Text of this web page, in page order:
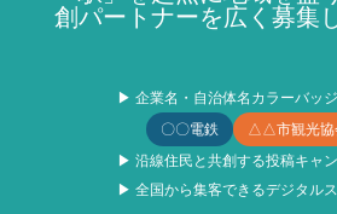
創パートナーを広く募集
▶ 企業名・自治体名カラーバッ
〇〇電鉄
△△市観光協
▶ 沿線住民と共創する投稿キャ
▶ 全国から集客できるデジタル